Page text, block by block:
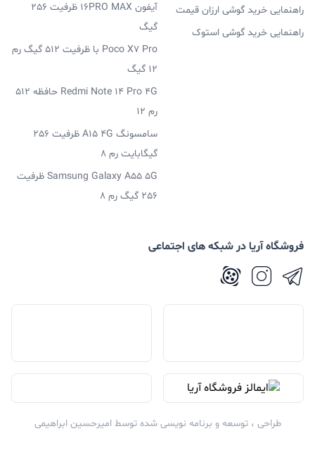
راهنمایی خرید گوشی ارزان قیمت
راهنمایی خرید گوشی استوک
آیفون 16PRO MAX ظرفیت 256
گیگ
Poco X7 Pro با ظرفیت 512 گیگ رم
12 گیگ
Redmi Note 14 Pro 4G حافظه 512
رم 12
سامسونگ A15 4G ظرفیت 256
گیگابایت رم 8
Samsung Galaxy A55 5G ظرفیت
256 گیگ رم 8
فروشگاه آریا در شبکه های اجتماعی
طراحی ، توسعه و برنامه نویسی شده توسط امیرحسین ابراهیمی